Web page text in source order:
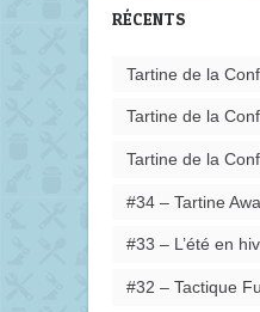
RÉCENTS
Tartine de la
Tartine de la
Tartine de la
#34 – Tartine
#33 – L’été en
#32 – Tactique